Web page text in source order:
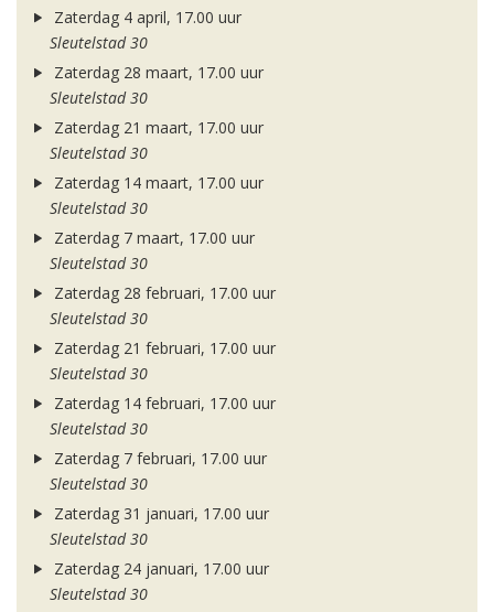
Zaterdag 4 april, 17.00 uur
Sleutelstad 30
Zaterdag 28 maart, 17.00 uur
Sleutelstad 30
Zaterdag 21 maart, 17.00 uur
Sleutelstad 30
Zaterdag 14 maart, 17.00 uur
Sleutelstad 30
Zaterdag 7 maart, 17.00 uur
Sleutelstad 30
Zaterdag 28 februari, 17.00 uur
Sleutelstad 30
Zaterdag 21 februari, 17.00 uur
Sleutelstad 30
Zaterdag 14 februari, 17.00 uur
Sleutelstad 30
Zaterdag 7 februari, 17.00 uur
Sleutelstad 30
Zaterdag 31 januari, 17.00 uur
Sleutelstad 30
Zaterdag 24 januari, 17.00 uur
Sleutelstad 30